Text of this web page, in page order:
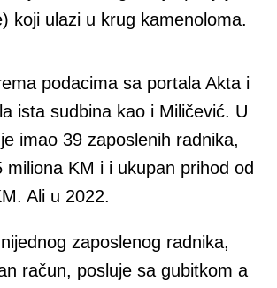
koji ulazi u krug kamenoloma.
podacima sa portala Akta i
ista sudbina kao i Miličević. U
imao 39 zaposlenih radnika,
miliona KM i i ukupan prihod od
Ali u 2022.
zaposlenog radnika,
račun, posluje sa gubitkom a